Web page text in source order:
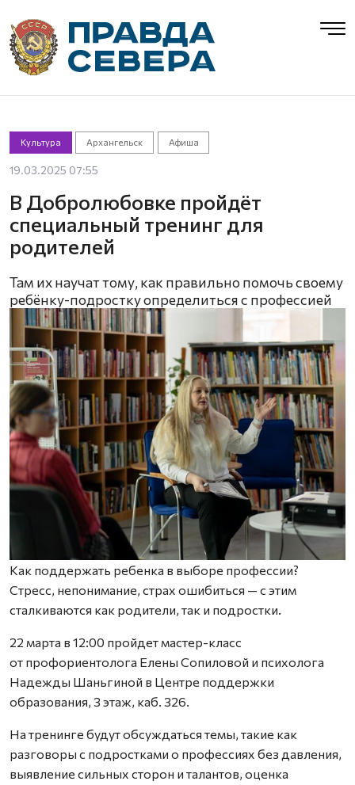
Культура Архангельск Афиша
19.03.2025 07:55
В Добролюбовке пройдёт
специальный тренинг для
родителей
Там их научат тому, как правильно помочь своему
ребёнку-подростку определиться с профессией
Как поддержать ребенка в выборе профессии?
Стресс, непонимание, страх ошибиться — с этим
сталкиваются как родители, так и подростки.
22 марта в 12:00 пройдет мастер-класс
от профориентолога Елены Сопиловой и психолога
Надежды Шаньгиной в Центре поддержки
образования, 3 этаж, каб. 326.
На тренинге будут обсуждаться темы, такие как
разговоры с подростками о профессиях без давления,
выявление сильных сторон и талантов, оценка